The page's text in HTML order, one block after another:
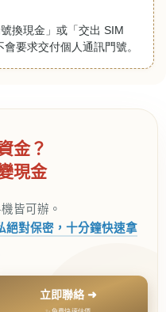
換現金」或「交出 SIM
會要求交付個人通訊門號。
金？
現金
皆可辦。
絕對保密，十分鐘快速拿
立即聯絡 ➜